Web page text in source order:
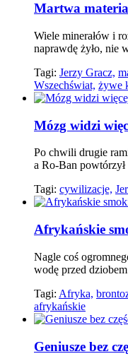
Martwa
Wiele minerałów i
naprawdę żyło, nie
Tagi: Jerzy Gracz,
Wszechświat, żywe
Mózg widzi
Po chwili drugie
a Ro-Ban powtórzył
Tagi: cywilizacje,
Afrykańskie
Nagle coś
wodę przed dziobem
Tagi: Afryka,
afrykańskie
Geniusze bez